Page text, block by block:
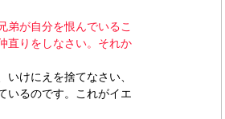
弟が自分を恨んでいるこ
直りをしなさい。それか
けにえを捨てなさい、
いるのです。これがイエ